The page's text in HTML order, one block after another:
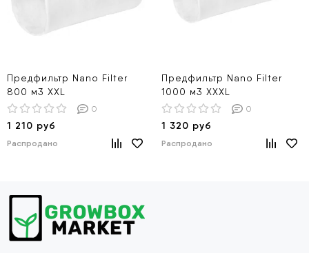
Предфильтр Nano Filter
800 м3 XXL
0
1 210 руб
Распродано
Предфильтр Nano Filter
1000 м3 XXXL
0
1 320 руб
Распродано